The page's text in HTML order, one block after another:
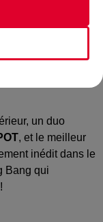
strasbourgeois
un duo
, et le meilleur
inédit dans le
Bang qui